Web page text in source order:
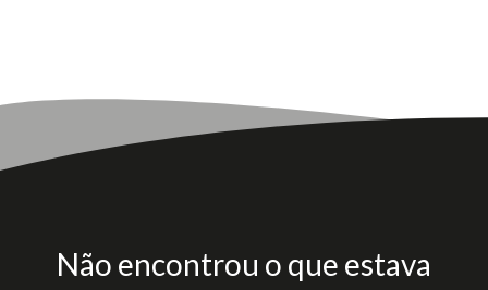
Não encontrou o que estava